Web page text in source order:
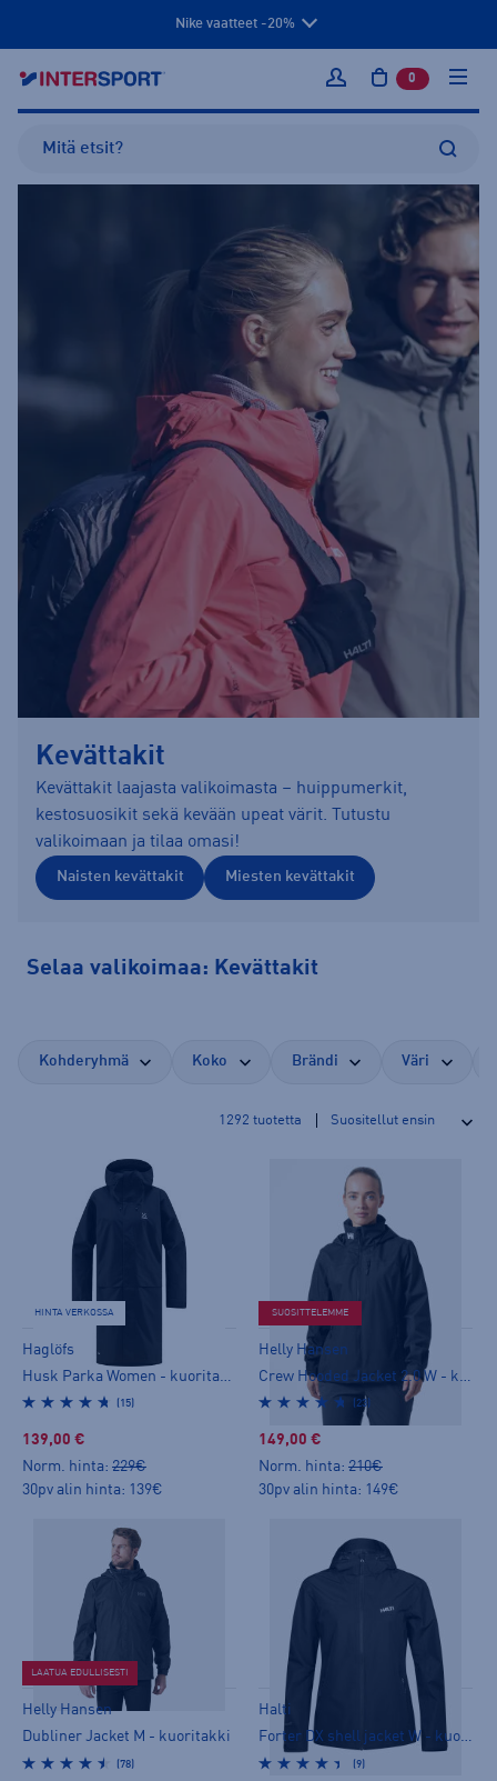
Nike vaatteet -20%
Kirjaudu sisään
0 tuotetta
Kevättakit
Kevättakit laajasta valikoimasta – huippumerkit,
kestosuosikit sekä kevään upeat värit. Tutustu
valikoimaan ja tilaa omasi!
Naisten kevättakit Miesten kevättakit
Selaa valikoimaa: Kevättakit
Kohderyhmä Koko Brändi Väri
1292 tuotetta
HINTA VERKOSSA
Haglöfs
(15)
139,00 €
Norm. hinta: 229€
30pv alin hinta: 139€
SUOSITTELEMME
Helly Hansen
(23)
149,00 €
Norm. hinta: 210€
30pv alin hinta: 149€
LAATUA EDULLISESTI
Helly Hansen
Dubliner Jacket M - kuoritakki
(78)
Halti
Forter DX shell jacket W - kuoritakki
(9)